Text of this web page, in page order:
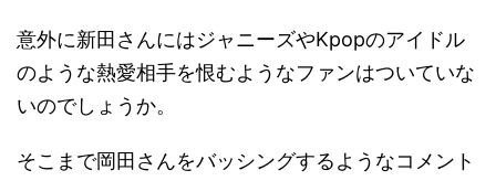
意外に新田さんにはジャニーズやKpopのアイドル
のような熱愛相手を恨むようなファンはついていな
いのでしょうか。
そこまで岡田さんをバッシングするようなコメント